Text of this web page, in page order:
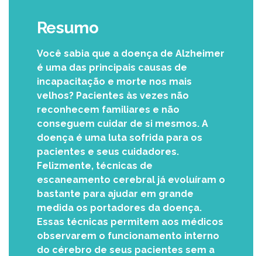
Resumo
Você sabia que a doença de Alzheimer
é uma das principais causas de
incapacitação e morte nos mais
velhos? Pacientes às vezes não
reconhecem familiares e não
conseguem cuidar de si mesmos. A
doença é uma luta sofrida para os
pacientes e seus cuidadores.
Felizmente, técnicas de
escaneamento cerebral já evoluíram o
bastante para ajudar em grande
medida os portadores da doença.
Essas técnicas permitem aos médicos
observarem o funcionamento interno
do cérebro de seus pacientes sem a